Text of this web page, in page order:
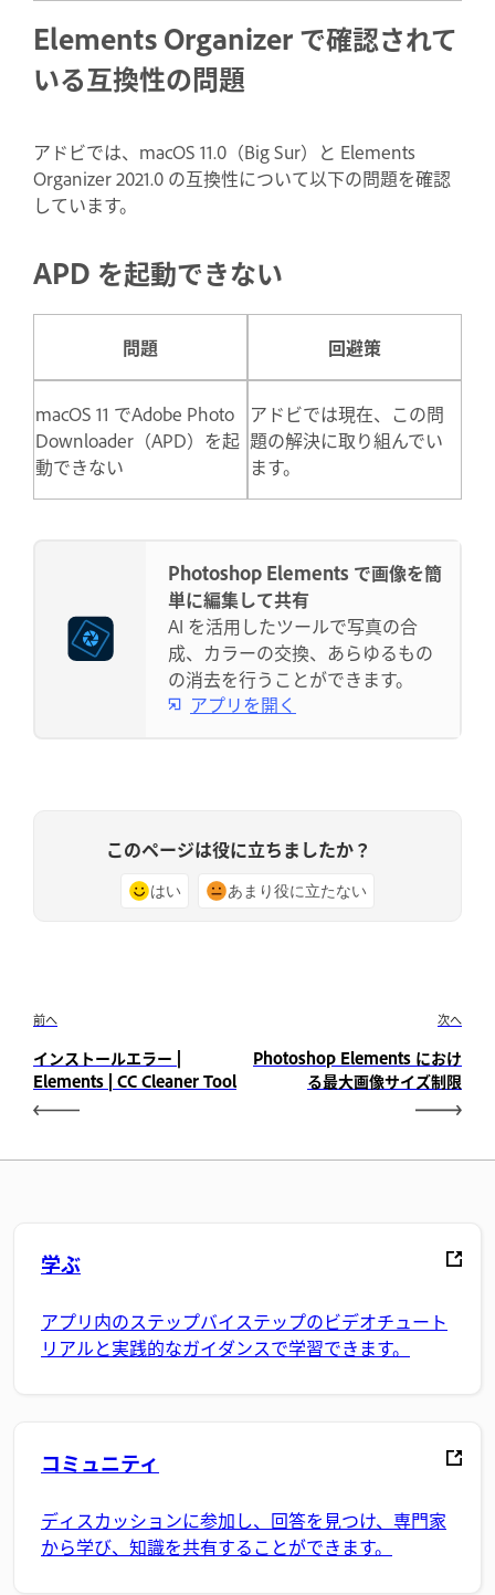
Elements Organizer で確認されて
いる互換性の問題
アドビでは、macOS 11.0（Big Sur）と Elements
Organizer 2021.0 の互換性について以下の問題を確認
しています。
APD を起動できない
問題 回避策
macOS 11 でAdobe Photo
Downloader（APD）を起
動できない
アドビでは現在、この問
題の解決に取り組んでい
ます。
Photoshop Elements で画像を簡
単に編集して共有
AI を活用したツールで写真の合
成、カラーの交換、あらゆるもの
の消去を行うことができます。
アプリを開く
このページは役に立ちましたか？
はい あまり役に立たない
前へ
インストールエラー |
Elements | CC Cleaner Tool
次へ
Photoshop Elements におけ
る最大画像サイズ制限
学ぶ
アプリ内のステップバイステップのビデオチュート
リアルと実践的なガイダンスで学習できます。
コミュニティ
ディスカッションに参加し、回答を見つけ、専門家
から学び、知識を共有することができます。